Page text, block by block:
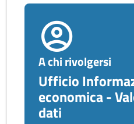
A chi rivolgersi
Ufficio
economica -
dati